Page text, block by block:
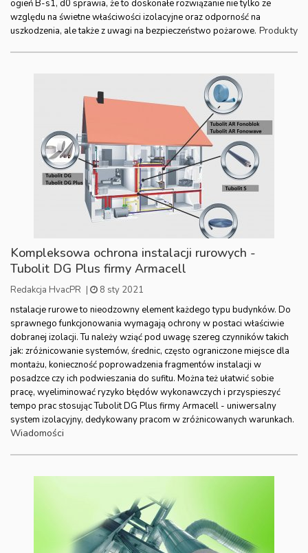
ogień B-s1, d0 sprawia, że to doskonałe rozwiązanie nie tylko ze
względu na świetne właściwości izolacyjne oraz odporność na
uszkodzenia, ale także z uwagi na bezpieczeństwo pożarowe. Produkty
Kompleksowa ochrona instalacji rurowych -
Tubolit DG Plus firmy Armacell
Redakcja HvacPR |
8 sty 2021
nstalacje rurowe to nieodzowny element każdego typu budynków. Do
sprawnego funkcjonowania wymagają ochrony w postaci właściwie
dobranej izolacji. Tu należy wziąć pod uwagę szereg czynników takich
jak: zróżnicowanie systemów, średnic, często ograniczone miejsce dla
montażu, konieczność poprowadzenia fragmentów instalacji w
posadzce czy ich podwieszania do sufitu. Można też ułatwić sobie
pracę, wyeliminować ryzyko błędów wykonawczych i przyspieszyć
tempo prac stosując Tubolit DG Plus firmy Armacell - uniwersalny
system izolacyjny, dedykowany pracom w zróżnicowanych warunkach.
Wiadomości